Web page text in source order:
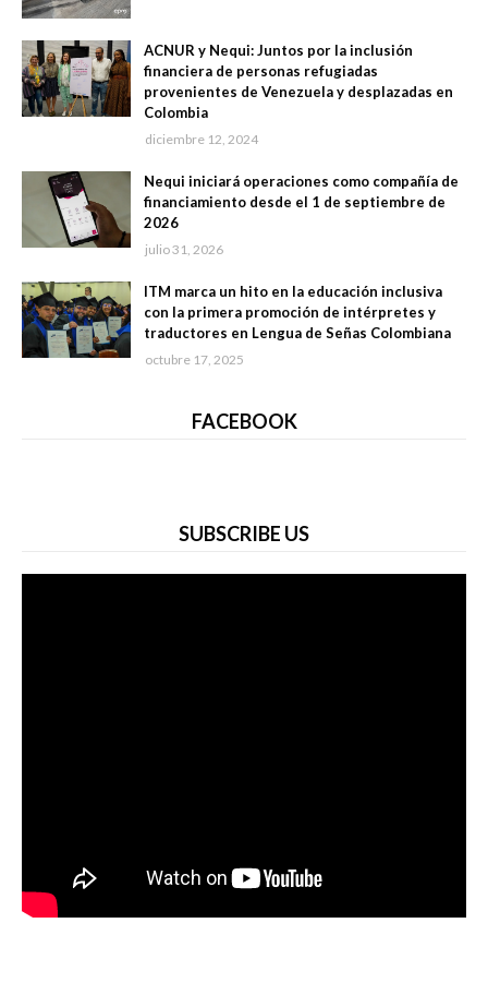
ACNUR y Nequi: Juntos por la inclusión
financiera de personas refugiadas
provenientes de Venezuela y desplazadas en
Colombia
diciembre 12, 2024
Nequi iniciará operaciones como compañía de
financiamiento desde el 1 de septiembre de
2026
julio 31, 2026
ITM marca un hito en la educación inclusiva
con la primera promoción de intérpretes y
traductores en Lengua de Señas Colombiana
octubre 17, 2025
FACEBOOK
SUBSCRIBE US